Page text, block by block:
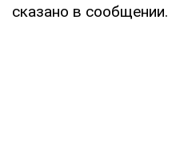
сказано в сообщении.